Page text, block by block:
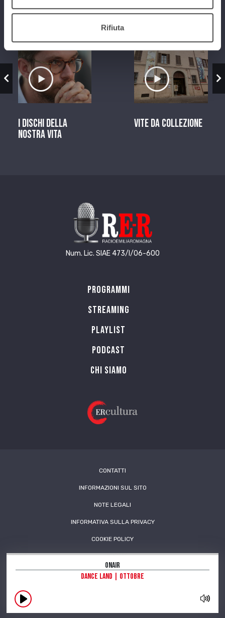
Rifiuta
OnAir
Dance land | Ottobre
Programmi
Ascolta il servizio
I dischi della
nostra vita
Ascolta il
Vite da Collezione
Num. Lic. SIAE 473/I/06-600
Programmi
Streaming
Playlist
PODCAST
Chi siamo
CONTATTI
INFORMAZIONI SUL SITO
NOTE LEGALI
INFORMATIVA SULLA PRIVACY
COOKIE POLICY